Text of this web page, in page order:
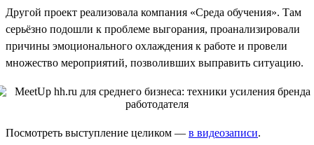
Другой проект реализовала компания «Среда обучения». Там
серьёзно подошли к проблеме выгорания, проанализировали
причины эмоционального охлаждения к работе и провели
множество мероприятий, позволивших выправить ситуацию.
Посмотреть выступление целиком — в видеозаписи.